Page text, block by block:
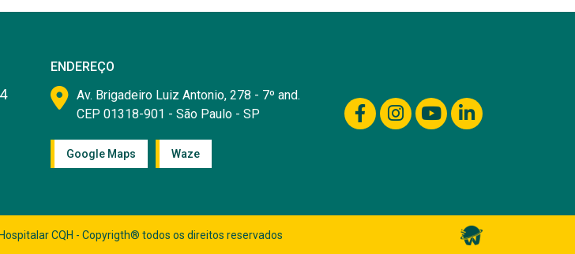
ENDEREÇO
Av. Brigadeiro Luiz Antonio, 278 - 7º and.
CEP 01318-901 - São Paulo - SP
Google Maps Waze
CQH - Copyrigth® todos os direitos reservados